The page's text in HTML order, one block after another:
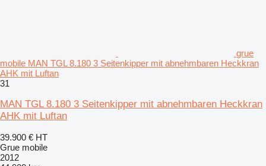
grue
mobile MAN TGL 8.180 3 Seitenkipper mit abnehmbaren Heckkran
AHK mit Luftan
31
MAN TGL 8.180 3 Seitenkipper mit abnehmbaren Heckkran
AHK mit Luftan
39.900 € HT
Grue mobile
2012